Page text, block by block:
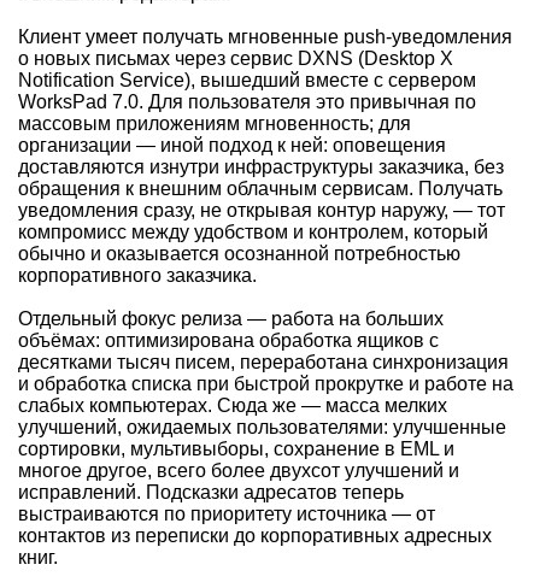
Клиент умеет получать мгновенные push-уведомления
о новых письмах через сервис DXNS (Desktop X
Notification Service), вышедший вместе с сервером
WorksPad 7.0. Для пользователя это привычная по
массовым приложениям мгновенность; для
организации — иной подход к ней: оповещения
доставляются изнутри инфраструктуры заказчика, без
обращения к внешним облачным сервисам. Получать
уведомления сразу, не открывая контур наружу, — тот
компромисс между удобством и контролем, который
обычно и оказывается осознанной потребностью
корпоративного заказчика.
Отдельный фокус релиза — работа на больших
объёмах: оптимизирована обработка ящиков с
десятками тысяч писем, переработана синхронизация
и обработка списка при быстрой прокрутке и работе на
слабых компьютерах. Сюда же — масса мелких
улучшений, ожидаемых пользователями: улучшенные
сортировки, мультивыборы, сохранение в EML и
многое другое, всего более двухсот улучшений и
исправлений. Подсказки адресатов теперь
выстраиваются по приоритету источника — от
контактов из переписки до корпоративных адресных
книг.